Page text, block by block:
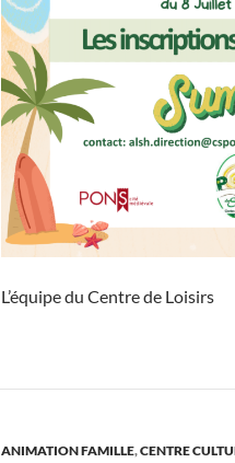
L’équipe du Centre de Loisirs
ANIMATION FAMILLE,CENTRE